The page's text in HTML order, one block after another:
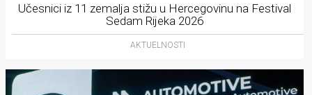
Učesnici iz 11 zemalja stižu u Hercegovinu na Festival
Sedam Rijeka 2026
AKTUELNOSTI